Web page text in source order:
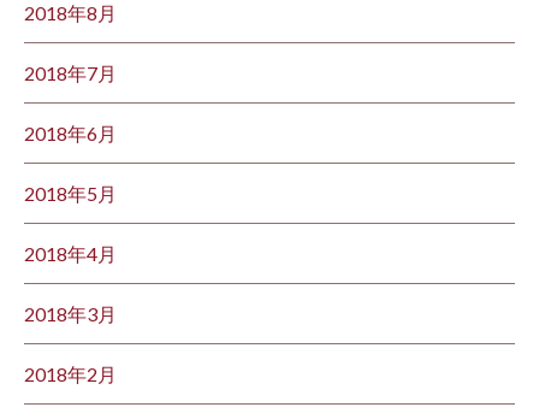
2018年8月
2018年7月
2018年6月
2018年5月
2018年4月
2018年3月
2018年2月